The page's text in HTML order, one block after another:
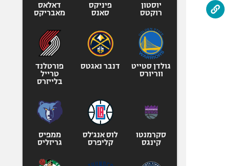
יוסטון
רוקטס
פיניקס
סאנס
דאלאס
מאבריקס
גולדן סטייט
ווריורס
דנבר נאגטס
פורטלנד
טרייל
בלייזרס
סקרמנטו
קינגס
לוס אנג'לס
קליפרס
ממפיס
גריזליס